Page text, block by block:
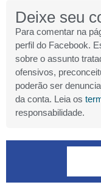
Deixe seu
Para comentar na
perfil do Facebook.
sobre o assunto
ofensivos,
poderão ser
da conta. Leia os
responsabilidade.